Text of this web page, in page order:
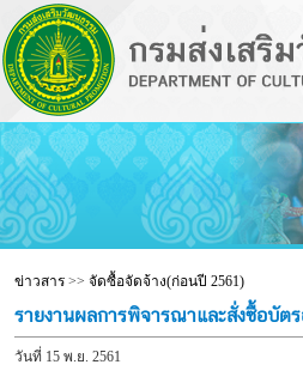
ข่าวสาร>> จัดซื้อจัดจ้าง(ก่อนปี 2561)
รายงานผลการพิจารณาและสั่งซื้อบัต
วันที่ 15 พ.ย. 2561